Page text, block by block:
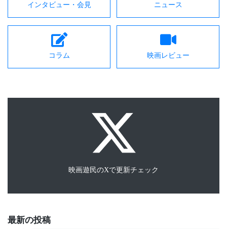
インタビュー・会見 ニュース
コラム 映画レビュー
映画遊民のXで更新チェック
最新の投稿